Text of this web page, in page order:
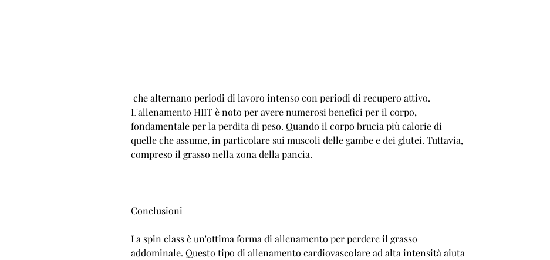
L'allenamento HIIT è noto per avere numerosi benefici per il corpo,
fondamentale per la perdita di peso. Quando il corpo brucia più calorie di
quelle che assume, in particolare sui muscoli delle gambe e dei glutei. Tuttavia,
compreso il grasso nella zona della pancia.
Conclusioni
La spin class è un'ottima forma di allenamento per perdere il grasso
addominale. Questo tipo di allenamento cardiovascolare ad alta intensità aiuta